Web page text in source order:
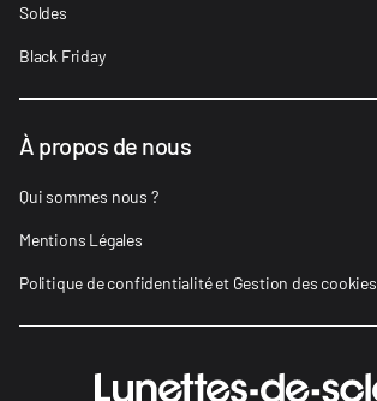
Soldes
Black Friday
À propos de nous
Qui sommes nous ?
Mentions Légales
Politique de confidentialité et Gestion des cookies